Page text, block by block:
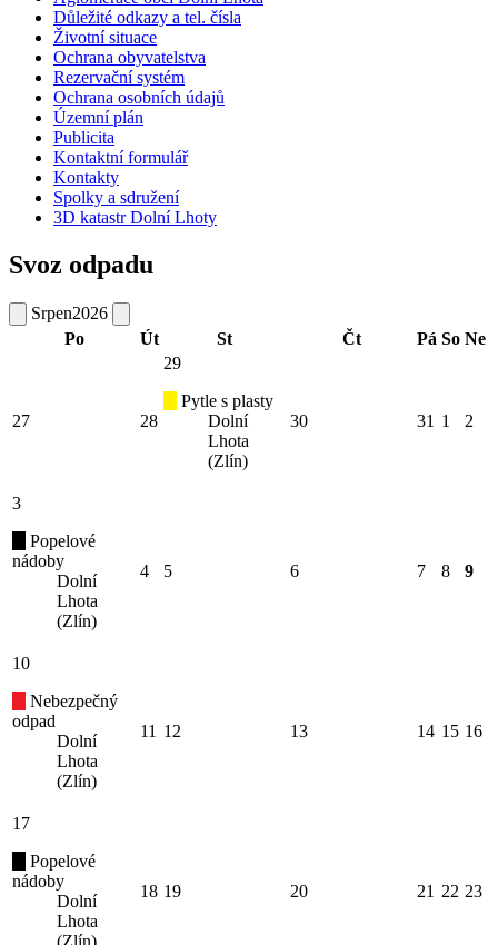
Důležité odkazy a tel. čísla
Životní situace
Ochrana obyvatelstva
Rezervační systém
Ochrana osobních údajů
Územní plán
Publicita
Kontaktní formulář
Kontakty
Spolky a sdružení
3D katastr Dolní Lhoty
Svoz odpadu
Srpen2026
Po
Út St Čt Pá So Ne
27 28
29
Pytle s plasty
Dolní
Lhota
(Zlín)
30 31 1 2
3
Popelové
nádoby
Dolní
Lhota
(Zlín)
4 5 6 7 8 9
10
Nebezpečný
odpad
Dolní
Lhota
(Zlín)
11 12 13 14 15 16
17
Popelové
nádoby
Dolní
Lhota
(Zlín)
18 19 20 21 22 23